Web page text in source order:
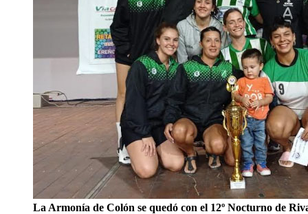
La Armonía de Colón se quedó con el 12º Nocturno de